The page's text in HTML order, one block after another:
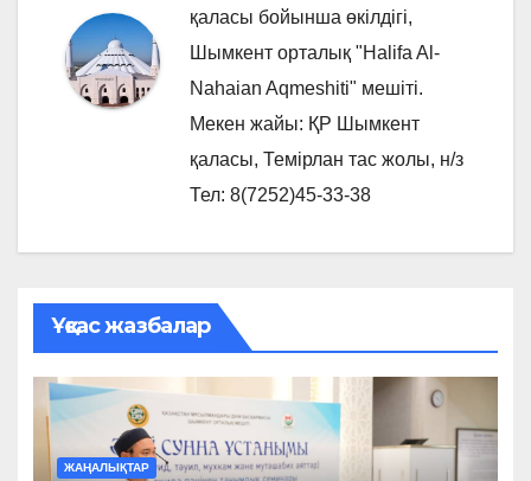
қаласы бойынша өкілдігі,
Шымкент орталық "Halifa Al-
Nahaian Aqmeshiti" мешіті.
Мекен жайы: ҚР Шымкент
қаласы, Темірлан тас жолы, н/з
Тел: 8(7252)45-33-38
Ұқсас жазбалар
ЖАҢАЛЫҚТАР